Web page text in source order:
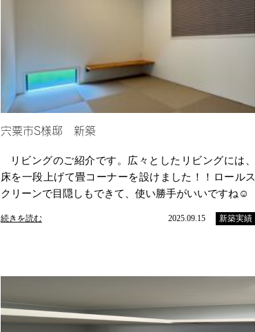
宍粟市S様邸 新築
リビングのご紹介です。広々としたリビングには、
床を一段上げて畳コーナーを設けました！！ロールス
クリーンで目隠しもできて、使い勝手がいいですね☺️
続きを読む 2025.09.15 新築実績